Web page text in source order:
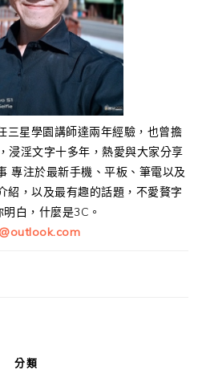
三星學園講師達兩年經驗，也曾擔
浸淫文字十多年，熱愛與大家分享
專注於最新手機、平板、筆電以及
紹，以及最有趣的話題，不愛贅字
白，什麼是3C。
分類